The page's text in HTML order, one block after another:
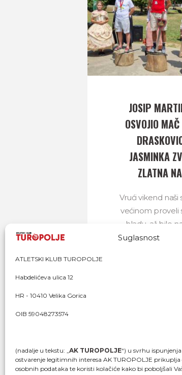
Suglasnost
ATLETSKI KLUB TUROPOLJE
Habdelićeva ulica 12
HR - 10410 Velika Gorica
OIB 59048273574
(nadalje u tekstu: „AK TUROPOLJE“) u svrhu
ostvarenje legitimnih interesa AK TUROPOLJE prikuplja
osobnih podataka te koristi kolačiće kako bi poboljšali
JOSIP
OSVOJIO
JASMINKA
ZLATNA
Vrući vikend naši
većinom proveli
hladu, ali bilo
nekoliko utrka